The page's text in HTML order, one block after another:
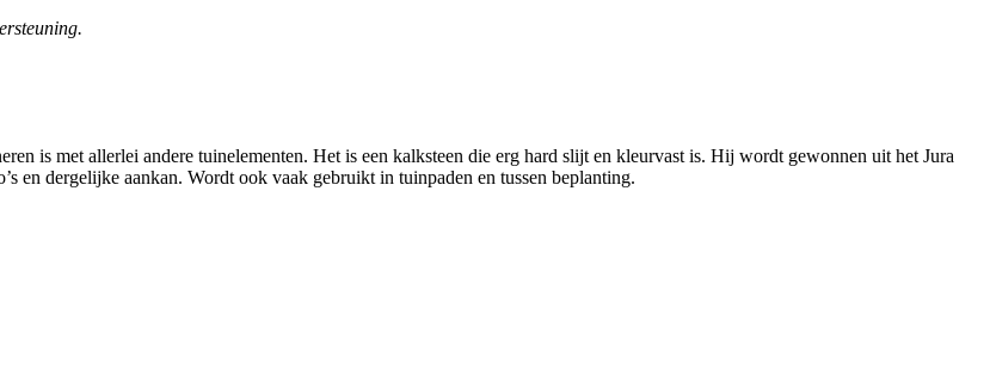
is met allerlei andere tuinelementen. Het is een kalksteen die erg hard slijt en kleurvast is. Hij wordt gewonnen uit het Jura
en dergelijke aankan. Wordt ook vaak gebruikt in tuinpaden en tussen beplanting.